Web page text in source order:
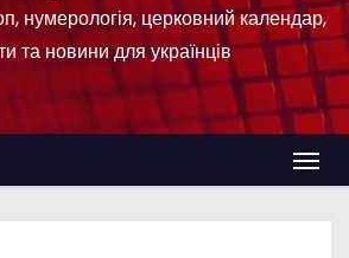
нумерологія, церковний календар,
та новини для українців